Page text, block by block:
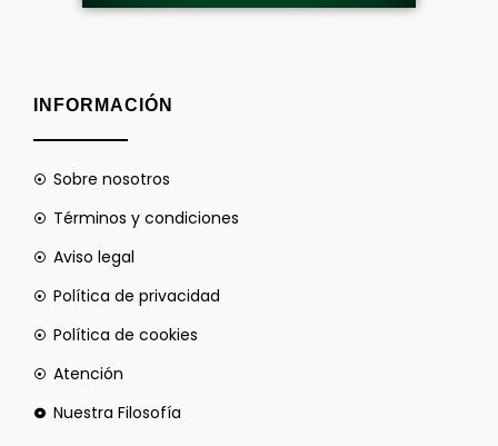
INFORMACIÓN
Sobre nosotros
Términos y condiciones
Aviso legal
Política de privacidad
Política de cookies
Atención
Nuestra Filosofía